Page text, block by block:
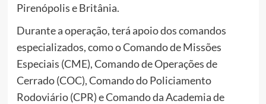
Pirenópolis e Britânia.
Durante a operação, terá apoio dos comandos
especializados, como o Comando de Missões
Especiais (CME), Comando de Operações de
Cerrado (COC), Comando do Policiamento
Rodoviário (CPR) e Comando da Academia de